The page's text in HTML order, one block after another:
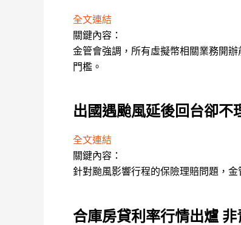
全文連結
關鍵內容：
金管會強調，所有虛擬幣相關業務開
門檻。
出國遇颱風延後回台卻不
全文連結
關鍵內容：
針對颱風影響行程的保險理賠問題，
合庫房貸利率行情出爐